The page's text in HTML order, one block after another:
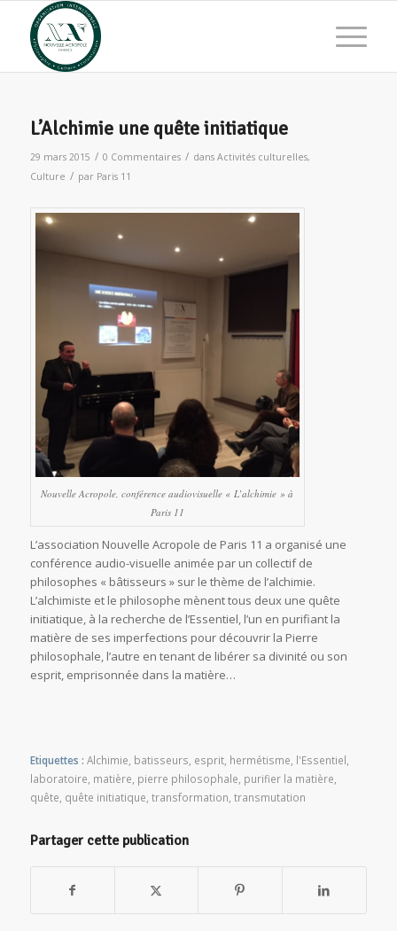
L’Alchimie une quête initiatique
29 mars 2015 / 0 Commentaires / dans Activités culturelles,
Culture / par Paris 11
Nouvelle Acropole, conférence audiovisuelle « L’alchimie » à
Paris 11
L’association Nouvelle Acropole de Paris 11 a organisé une
conférence audio-visuelle animée par un collectif de
philosophes « bâtisseurs » sur le thème de l’alchimie.
L’alchimiste et le philosophe mènent tous deux une quête
initiatique, à la recherche de l’Essentiel, l’un en purifiant la
matière de ses imperfections pour découvrir la Pierre
philosophale, l’autre en tenant de libérer sa divinité ou son
esprit, emprisonnée dans la matière…
Etiquettes : Alchimie batisseurs esprit, hermétisme l'Essentiel
laboratoire matière pierre philosophale purifier la matière
quête quête initiatique transformation transmutation
Partager cette publication